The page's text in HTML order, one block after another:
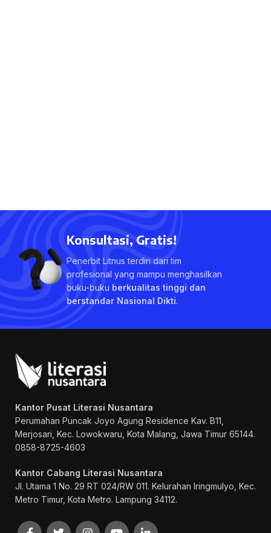
Konsultasi, Gratis!
Penerbit Litnus terdiri dari tim
profesional yang mampu menghasilkan
buku-buku berkualitas tinggi dan
berstandar Nasional Dikti.
Kantor Pusat Literasi Nusantara
Perumahan Puncak Joyo Agung Residence Kav. B11,
Merjosari, Kec. Lowokwaru, Kota Malang, Jawa Timur 65144.
0858-8725-4603
Kantor Cabang Literasi Nusantara
Jl. Utama 1 No. 29 RT 024/RW 011. Kelurahan Iringmulyo, Kec.
Metro Timur, Kota Metro. Lampung 34112.